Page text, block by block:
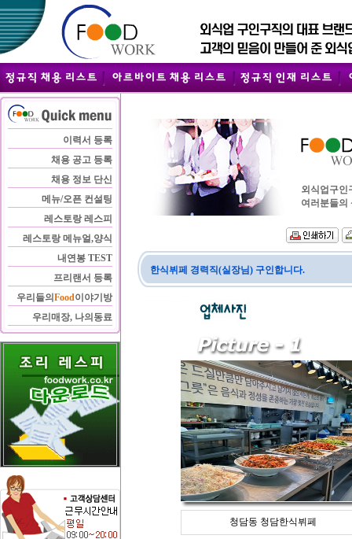
이력서 등록
채용 공고 등록
채용 정보 단신
메뉴/오픈 컨설팅
레스토랑 레스피
레스토랑 메뉴얼,양식
내연봉 TEST
프리랜서 등록
우리들의 Food이야기방
우리매장, 나의동료
외식업구인
여러분들의
한식뷔페 경력직(실장님) 구인합니다.
청담동 청담한식뷔페